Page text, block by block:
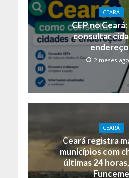
CEARÁ
CEP no
consultar
2 meses ago
CEARÁ
Ceará registra
municípios com
últimas 24
Funceme